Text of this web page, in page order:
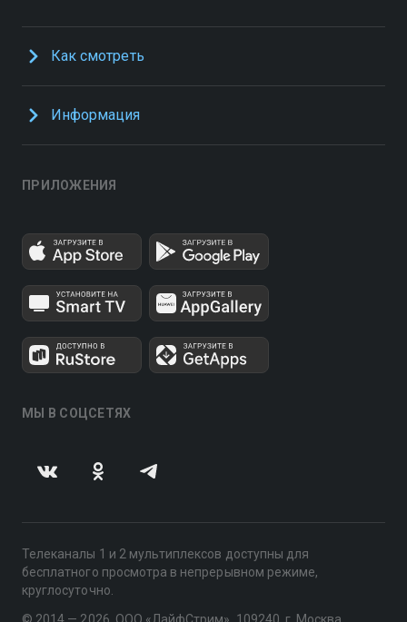
Как смотреть
Информация
ПРИЛОЖЕНИЯ
МЫ В СОЦСЕТЯХ
Телеканалы 1 и 2 мультиплексов доступны для
бесплатного просмотра в непрерывном режиме,
круглосуточно.